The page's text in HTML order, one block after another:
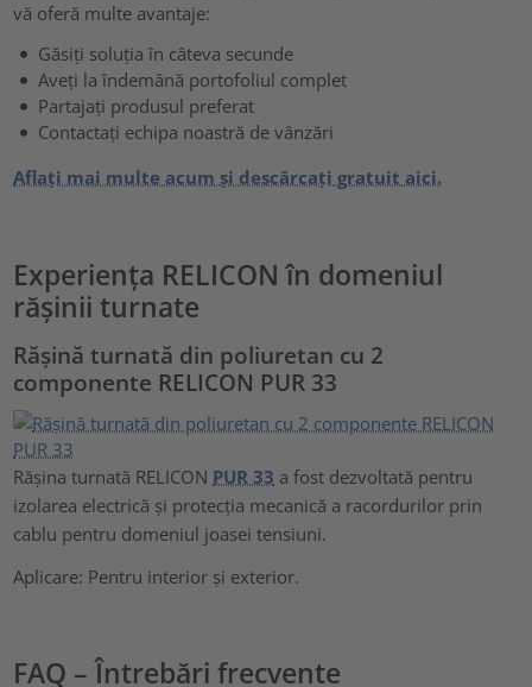
vă oferă multe avantaje:
Găsiți soluția în câteva secunde
Aveți la îndemână portofoliul complet
Partajați produsul preferat
Contactați echipa noastră de vânzări
Aflați mai multe acum și descărcați gratuit aici.
Experiența RELICON în domeniul
rășinii turnate
Rășină turnată din poliuretan cu 2
componente RELICON PUR 33
Rășina turnată RELICON PUR 33 a fost dezvoltată pentru
izolarea electrică și protecția mecanică a racordurilor prin
cablu pentru domeniul joasei tensiuni.
Aplicare: Pentru interior și exterior.
FAQ – Întrebări frecvente